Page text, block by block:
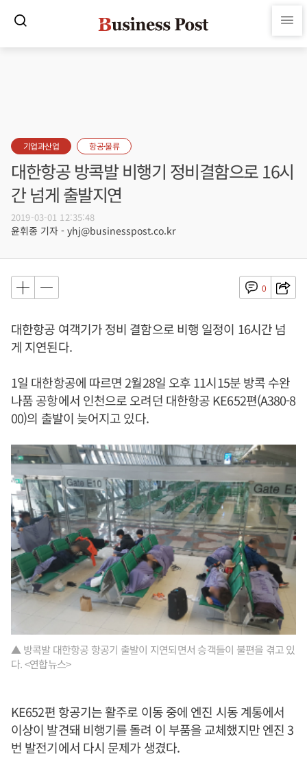
기업과산업 항공·물류
대한항공 방콕발 비행기 정비결함으로 16시
간 넘게 출발지연
2019-03-01 12:35:48
윤휘종 기자 - yhj@businesspost.co.kr
0
대한항공 여객기가 정비 결함으로 비행 일정이 16시간 넘
게 지연된다.
1일 대한항공에 따르면 2월28일 오후 11시15분 방콕 수완
나품 공항에서 인천으로 오려던 대한항공 KE652편(A380-8
00)의 출발이 늦어지고 있다.
▲ 방콕발 대한항공 항공기 출발이 지연되면서 승객들이 불편을 겪고 있
다. <연합뉴스>
KE652편 항공기는 활주로 이동 중에 엔진 시동 계통에서
이상이 발견돼 비행기를 돌려 이 부품을 교체했지만 엔진 3
번 발전기에서 다시 문제가 생겼다.